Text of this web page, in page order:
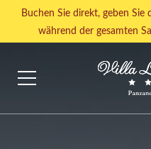
Buchen Sie direkt, geben Sie
während der gesamten